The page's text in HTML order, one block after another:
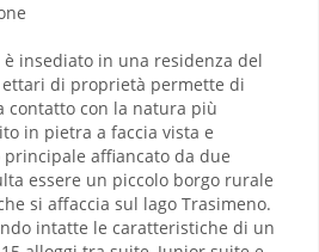
è insediato in una residenza del
ettari di proprietà permette di
contatto con la natura più
in pietra a faccia vista e
affiancato da due
essere un piccolo borgo rurale
si affaccia sul lago Trasimeno.
intatte le caratteristiche di un